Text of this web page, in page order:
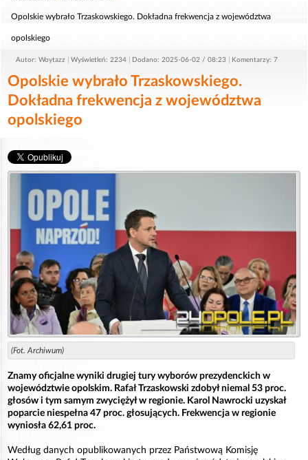
Opolskie wybrało Trzaskowskiego. Dokładna frekwencja z województwa
opolskiego
Autor: Woytazz Wyświetleń: 2234 Dodano: 2025-06-02 / 08:23 Komentarzy: 7
Opolskie wybrało Trzaskowskiego.
Dokładna frekwencja z województwa
opolskiego
(Fot. Archiwum)
Znamy oficjalne wyniki drugiej tury wyborów prezydenckich w
województwie opolskim. Rafał Trzaskowski zdobył niemal 53 proc.
głosów i tym samym zwyciężył w regionie. Karol Nawrocki uzyskał
poparcie niespełna 47 proc. głosujących. Frekwencja w regionie
wyniosła 62,61 proc.
Według danych opublikowanych przez Państwową Komisję